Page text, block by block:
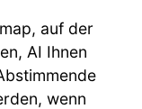
auf der
AI Ihnen
wenn